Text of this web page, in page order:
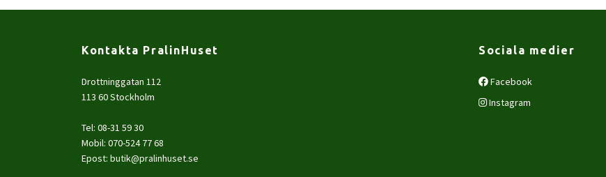
Kontakta PralinHuset
Drottninggatan 112
113 60 Stockholm
Tel: 08-31 59 30
Mobil: 070-524 77 68
Epost: butik@pralinhuset.se
Sociala medier
Facebook
Instagram